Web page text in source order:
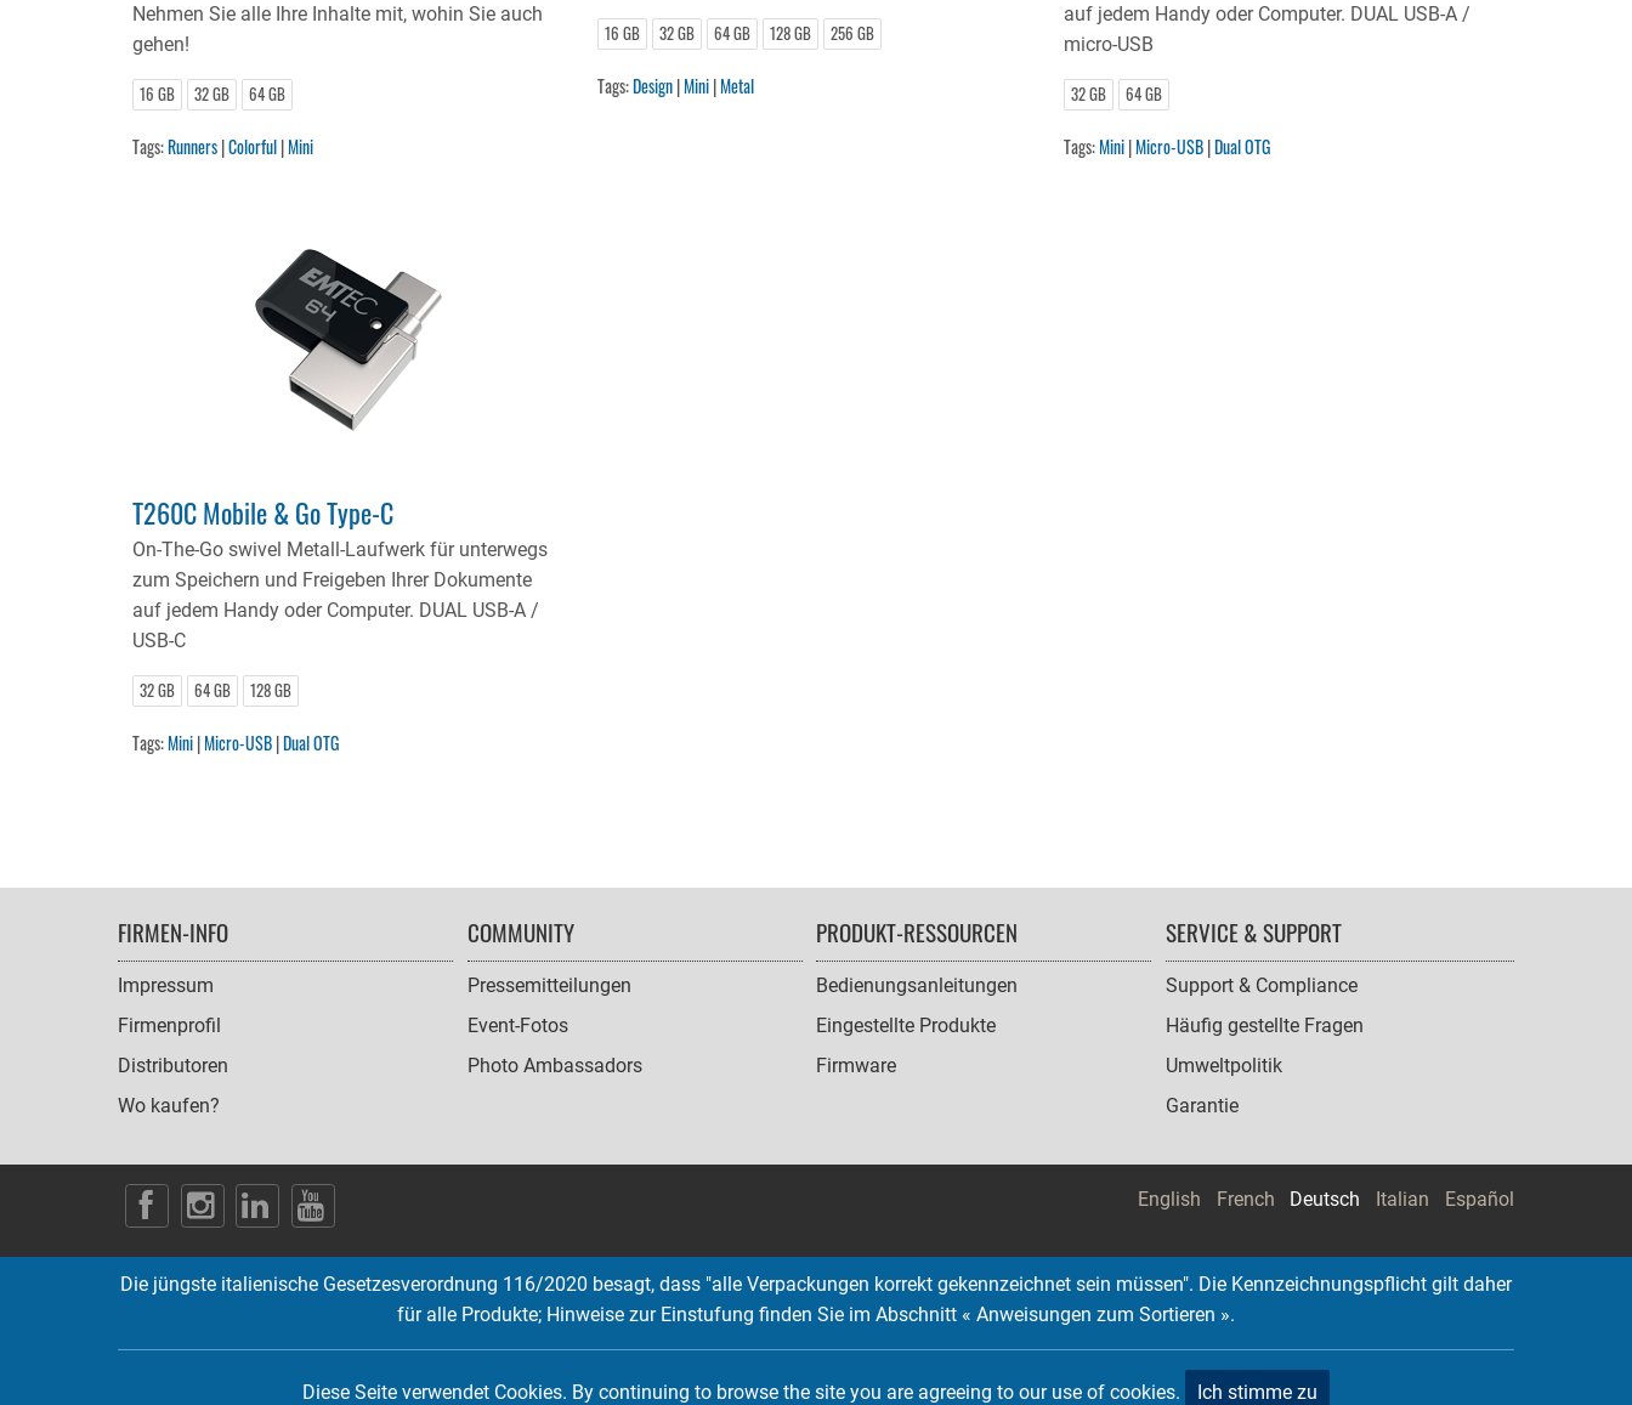
Nehmen Sie alle Ihre Inhalte mit, wohin Sie auch
gehen!
16 GB 32 GB 64 GB
Tags:Runners|Colorful|Mini
16 GB 32 GB 64 GB 128 GB 256 GB
Tags:Design|Mini|Metal
auf jedem Handy oder Computer. DUAL USB-A /
micro-USB
32 GB 64 GB
Tags:Mini|Micro-USB|Dual OTG
T260C Mobile & Go Type-C
On-The-Go swivel Metall-Laufwerk für unterwegs
zum Speichern und Freigeben Ihrer Dokumente
auf jedem Handy oder Computer. DUAL USB-A /
USB-C
32 GB 64 GB 128 GB
Tags:Mini|Micro-USB|Dual OTG
FOOTER
NAVIGATION
FIRMEN-INFO
Impressum
Firmenprofil
Distributoren
Wo kaufen?
COMMUNITY
Pressemitteilungen
Event-Fotos
Photo Ambassadors
PRODUKT-RESSOURCEN
Bedienungsanleitungen
Eingestellte Produkte
Firmware
SERVICE & SUPPORT
Support & Compliance
Häufig gestellte Fragen
Umweltpolitik
Garantie
SOCIAL
English French Deutsch Italian Español
Copyright © 2026 EMTEC, All rights reserved.
Die jüngste italienische Gesetzesverordnung 116/2020 besagt, dass "alle Verpackungen korrekt gekennzeichnet sein müssen". Die Kennzeichnungspflicht gilt daher
für alle Produkte; Hinweise zur Einstufung finden Sie im Abschnitt « Anweisungen zum Sortieren ».
Diese Seite verwendet Cookies. By continuing to browse the site you are agreeing to our use of cookies. Ich stimme zu